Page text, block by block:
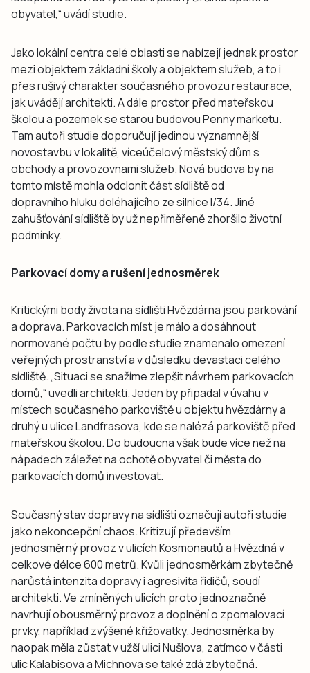
obyvatel,“ uvádí studie.
Jako lokální centra celé oblasti se nabízejí jednak prostor
mezi objektem základní školy a objektem služeb, a to i
přes rušivý charakter současného provozu restaurace,
jak uvádějí architekti. A dále prostor před mateřskou
školou a pozemek se starou budovou Penny marketu.
Tam autoři studie doporučují jedinou významnější
novostavbu v lokalitě, víceúčelový městský dům s
obchody a provozovnami služeb. Nová budova by na
tomto místě mohla odclonit část sídliště od
dopravního hluku doléhajícího ze silnice I/34. Jiné
zahušťování sídliště by už nepřiměřeně zhoršilo životní
podmínky.
Parkovací domy a rušení jednosměrek
Kritickými body života na sídlišti Hvězdárna jsou parkování
a doprava. Parkovacích míst je málo a dosáhnout
normované počtu by podle studie znamenalo omezení
veřejných prostranství a v důsledku devastaci celého
sídliště. „Situaci se snažíme zlepšit návrhem parkovacích
domů,“ uvedli architekti. Jeden by připadal v úvahu v
místech současného parkoviště u objektu hvězdárny a
druhý u ulice Landfrasova, kde se nalézá parkoviště před
mateřskou školou. Do budoucna však bude více než na
nápadech záležet na ochotě obyvatel či města do
parkovacích domů investovat.
Současný stav dopravy na sídlišti označují autoři studie
jako nekoncepční chaos. Kritizují především
jednosměrný provoz v ulicích Kosmonautů a Hvězdná v
celkové délce 600 metrů. Kvůli jednosměrkám zbytečně
narůstá intenzita dopravy i agresivita řidičů, soudí
architekti. Ve zmíněných ulicích proto jednoznačně
navrhují obousměrný provoz a doplnění o zpomalovací
prvky, například zvýšené křižovatky. Jednosměrka by
naopak měla zůstat v užší ulici Nušlova, zatímco v části
ulic Kalabisova a Michnova se také zdá zbytečná.